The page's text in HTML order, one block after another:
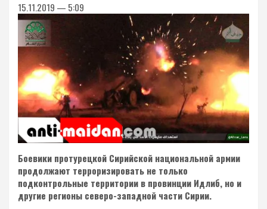
15.11.2019 — 5:09
Боевики протурецкой Сирийской национальной армии
продолжают терроризировать не только
подконтрольные территории в провинции Идлиб, но и
другие регионы северо-западной части Сирии.